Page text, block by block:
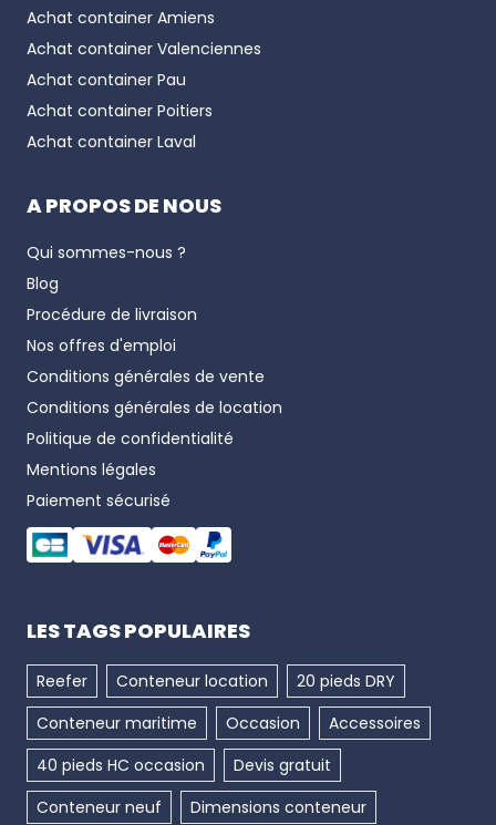
Achat container Amiens
Achat container Valenciennes
Achat container Pau
Achat container Poitiers
Achat container Laval
A PROPOS DE NOUS
Qui sommes-nous ?
Blog
Procédure de livraison
Nos offres d'emploi
Conditions générales de vente
Conditions générales de location
Politique de confidentialité
Mentions légales
Paiement sécurisé
LES TAGS POPULAIRES
Reefer Conteneur location
20 pieds DRY
Conteneur maritime
Occasion
Accessoires
40 pieds HC occasion
Devis gratuit
Conteneur neuf
Dimensions conteneur